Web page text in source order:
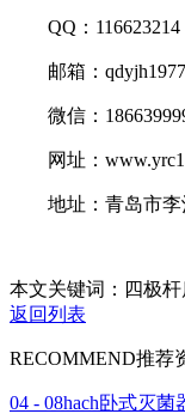
QQ：116623214
邮箱：
微信：
网址：
地址：青岛市李
本文关键词：四极
返回列表
RECOMMEND推荐
04 - 08hach卧式灭菌